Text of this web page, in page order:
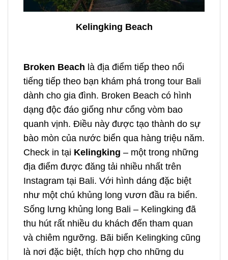
Kelingking Beach
Broken Beach là địa điểm tiếp theo nổi
tiếng tiếp theo bạn khám phá trong tour Bali
dành cho gia đình. Broken Beach có hình
dạng độc đáo giống như cổng vòm bao
quanh vịnh. Điều này được tạo thành do sự
bào mòn của nước biển qua hàng triệu năm.
Check in tại Kelingking – một trong những
địa điểm được đăng tải nhiều nhất trên
Instagram tại Bali. Với hình dáng đặc biệt
như một chú khủng long vươn đầu ra biển.
Sống lưng khủng long Bali – Kelingking đã
thu hút rất nhiều du khách đến tham quan
và chiêm ngưỡng. Bãi biển Kelingking cũng
là nơi đặc biệt, thích hợp cho những du